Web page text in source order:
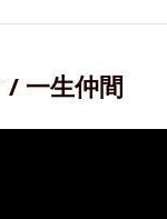
一生仲間